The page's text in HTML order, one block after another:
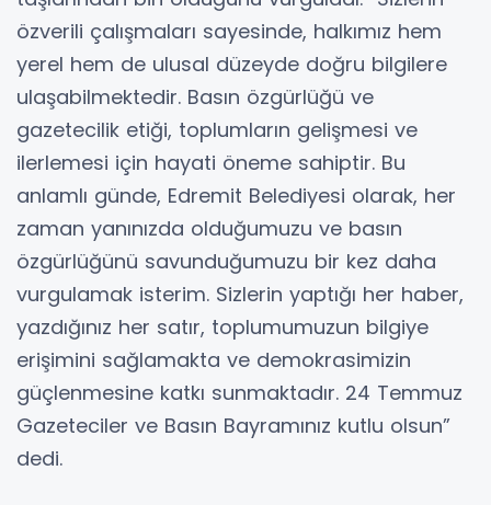
özverili çalışmaları sayesinde, halkımız hem
yerel hem de ulusal düzeyde doğru bilgilere
ulaşabilmektedir. Basın özgürlüğü ve
gazetecilik etiği, toplumların gelişmesi ve
ilerlemesi için hayati öneme sahiptir. Bu
anlamlı günde, Edremit Belediyesi olarak, her
zaman yanınızda olduğumuzu ve basın
özgürlüğünü savunduğumuzu bir kez daha
vurgulamak isterim. Sizlerin yaptığı her haber,
yazdığınız her satır, toplumumuzun bilgiye
erişimini sağlamakta ve demokrasimizin
güçlenmesine katkı sunmaktadır. 24 Temmuz
Gazeteciler ve Basın Bayramınız kutlu olsun”
dedi.